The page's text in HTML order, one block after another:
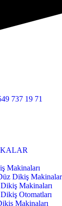
737 19 71
Makinaları
Dikiş
Makinaları
Otomatları
Makinaları